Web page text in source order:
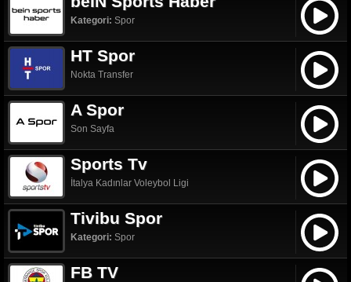
Kategori: Spor
HT Spor
Nokta Transfer
A Spor
Son Sayfa
Sports Tv
İtalya Kadınlar Voleybol Ligi
Tivibu Spor
Kategori: Spor
FB TV